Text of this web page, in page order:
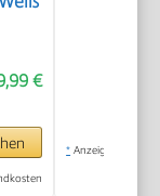
€
* Anzeige